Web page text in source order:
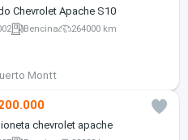
Chevrolet Apache S10
Bencina 264000 km
Montt
chevrolet apache